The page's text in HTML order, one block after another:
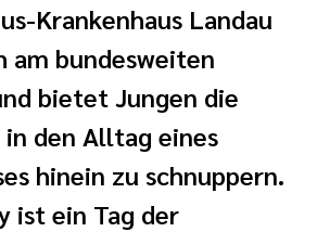
Krankenhaus Landau
bundesweiten
bietet Jungen die
den Alltag eines
hinein zu schnuppern.
ist ein Tag der